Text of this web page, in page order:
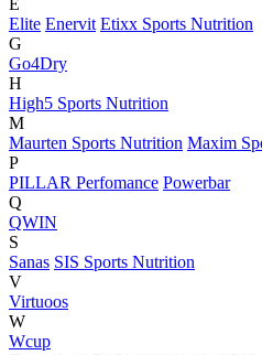
Elite Enervit Etixx Sports Nutrition
G
Go4Dry
H
High5 Sports Nutrition
M
Maurten Sports Nutrition Maxim
P
PILLAR Perfomance Powerbar
Q
QWIN
S
Sanas SIS Sports Nutrition
V
Virtuoos
W
Wcup